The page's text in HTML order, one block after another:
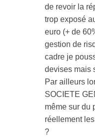
de revoir la
trop exposé
euro (+ de
gestion de
cadre je
devises mais
Par ailleurs
SOCIETE
même sur du
réellement
?